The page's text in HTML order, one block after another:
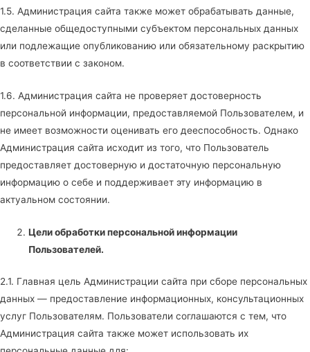
1.5. Администрация сайта также может обрабатывать данные,
сделанные общедоступными субъектом персональных данных
или подлежащие опубликованию или обязательному раскрытию
в соответствии с законом.
1.6. Администрация сайта не проверяет достоверность
персональной информации, предоставляемой Пользователем, и
не имеет возможности оценивать его дееспособность. Однако
Администрация сайта исходит из того, что Пользователь
предоставляет достоверную и достаточную персональную
информацию о себе и поддерживает эту информацию в
актуальном состоянии.
Цели обработки персональной информации
Пользователей.
2.1. Главная цель Администрации сайта при сборе персональных
данных — предоставление информационных, консультационных
услуг Пользователям. Пользователи соглашаются с тем, что
Администрация сайта также может использовать их